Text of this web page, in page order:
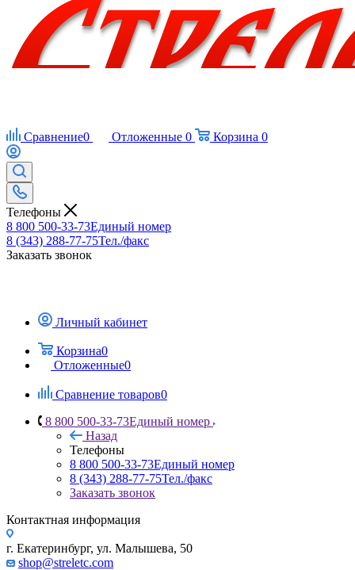
Сравнение0 Отложенные 0 Корзина 0
Телефоны
8 800 500-33-73Единый номер
8 (343) 288-77-75Тел./факс
Заказать звонок
Личный кабинет
Корзина0
Отложенные0
Сравнение товаров0
8 800 500-33-73Единый номер
Назад
Телефоны
8 800 500-33-73Единый номер
8 (343) 288-77-75Тел./факс
Заказать звонок
Контактная информация
г. Екатеринбург, ул. Малышева, 50
shop@streletc.com